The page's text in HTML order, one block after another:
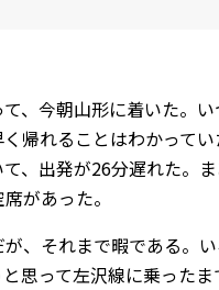
、今朝山形に着いた。
帰れることはわかって
、出発が26分遅れた。
があった。
、それまで暇である。
思って左沢線に乗った